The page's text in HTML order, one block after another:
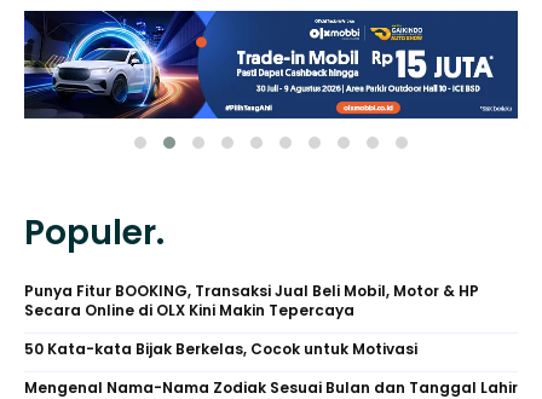
Populer.
Punya Fitur BOOKING, Transaksi Jual Beli Mobil, Motor & HP
Secara Online di OLX Kini Makin Tepercaya
50 Kata-kata Bijak Berkelas, Cocok untuk Motivasi
Mengenal Nama-Nama Zodiak Sesuai Bulan dan Tanggal Lahir